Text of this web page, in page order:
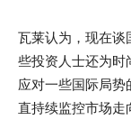
瓦莱认为，现在谈
些投资人士还为时
应对一些国际局
直持续监控市场走